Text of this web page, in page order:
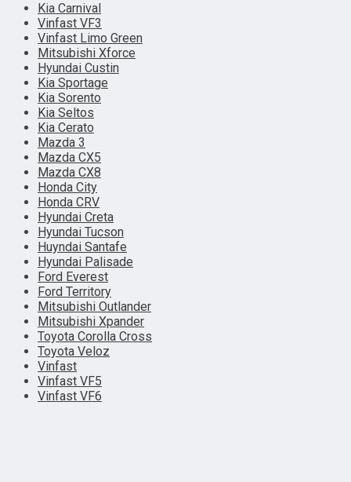
Kia Carnival
Vinfast VF3
Vinfast Limo Green
Mitsubishi Xforce
Hyundai Custin
Kia Sportage
Kia Sorento
Kia Seltos
Kia Cerato
Mazda 3
Mazda CX5
Mazda CX8
Honda City
Honda CRV
Hyundai Creta
Hyundai Tucson
Huyndai Santafe
Hyundai Palisade
Ford Everest
Ford Territory
Mitsubishi Outlander
Mitsubishi Xpander
Toyota Corolla Cross
Toyota Veloz
Vinfast
Vinfast VF5
Vinfast VF6